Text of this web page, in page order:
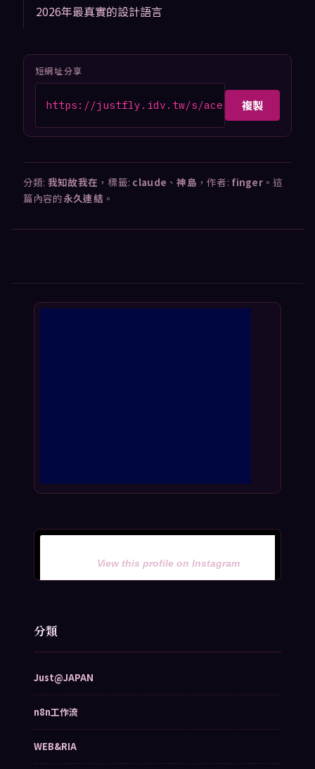
2026年最真實的設計語言
短網址分享
https://justfly.idv.tw/s/ace3HmX複製
分類: 我知故我在 ，標籤: claude 、神島 ，作者: finger。這
篇內容的永久連結 。
View this profile on Instagram
分類
Just@JAPAN
n8n工作流
WEB&RIA